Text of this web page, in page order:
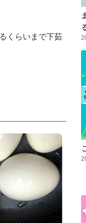
くらいまで下茹